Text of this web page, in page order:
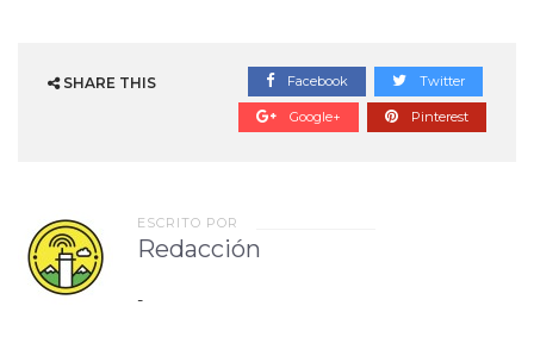
SHARE THIS Facebook Twitter
Google+ Pinterest
ESCRITO POR
Redacción
-